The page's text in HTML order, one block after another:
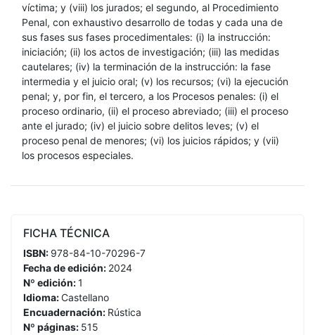
víctima; y (viii) los jurados; el segundo, al Procedimiento
Penal, con exhaustivo desarrollo de todas y cada una de
sus fases sus fases procedimentales: (i) la instrucción:
iniciación; (ii) los actos de investigación; (iii) las medidas
cautelares; (iv) la terminación de la instrucción: la fase
intermedia y el juicio oral; (v) los recursos; (vi) la ejecución
penal; y, por fin, el tercero, a los Procesos penales: (i) el
proceso ordinario, (ii) el proceso abreviado; (iii) el proceso
ante el jurado; (iv) el juicio sobre delitos leves; (v) el
proceso penal de menores; (vi) los juicios rápidos; y (vii)
los procesos especiales.
FICHA TÉCNICA
ISBN: 978-84-10-70296-7
Fecha de edición: 2024
Nº edición:1
Idioma:Castellano
Encuadernación: Rústica
Nº páginas: 515